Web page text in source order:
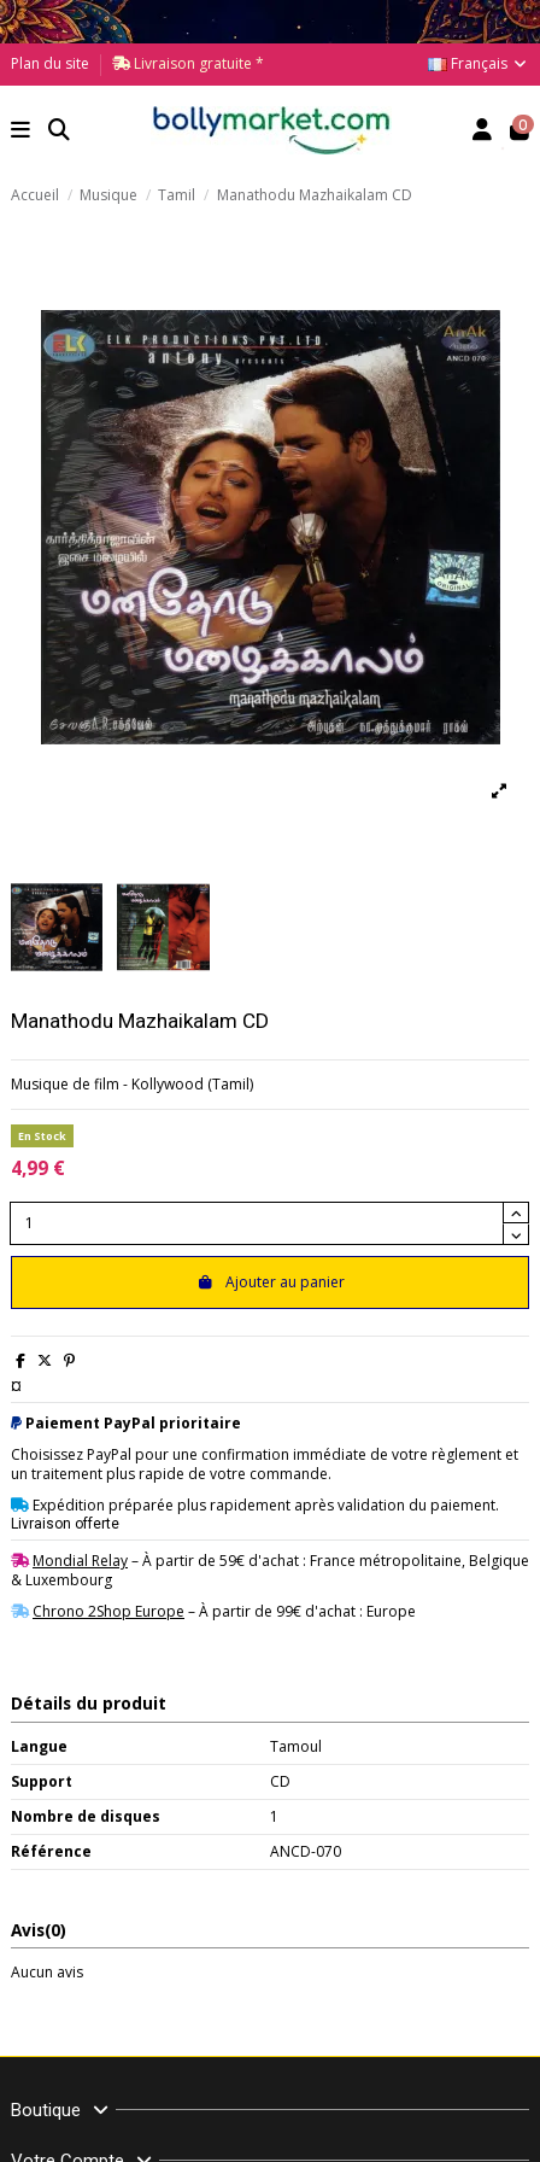
Plan du site Livraison gratuite * Français
0
Accueil Musique Tamil Manathodu Mazhaikalam CD
Manathodu Mazhaikalam CD
Musique de film - Kollywood (Tamil)
En Stock
4,99 €
Ajouter au panier
¤
Paiement PayPal prioritaire
Choisissez PayPal pour une confirmation immédiate de votre règlement et
un traitement plus rapide de votre commande.
Expédition préparée plus rapidement après validation du paiement.
Livraison offerte
Mondial Relay– À partir de 59€ d'achat : France métropolitaine, Belgique
& Luxembourg
Chrono 2Shop Europe – À partir de 99€ d'achat : Europe
Détails du produit
Langue
Tamoul
Support
CD
Nombre de disques
1
Référence
ANCD-070
Avis(0)
Aucun avis
Boutique